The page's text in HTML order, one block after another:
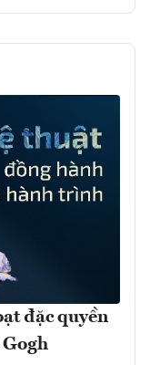
đặc quyền